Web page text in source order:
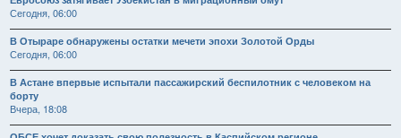
Сегодня, 06:00
В Отыраре обнаружены остатки мечети эпохи Золотой Орды
Сегодня, 06:00
В Астане впервые испытали пассажирский беспилотник с человеком на
борту
Вчера, 18:08